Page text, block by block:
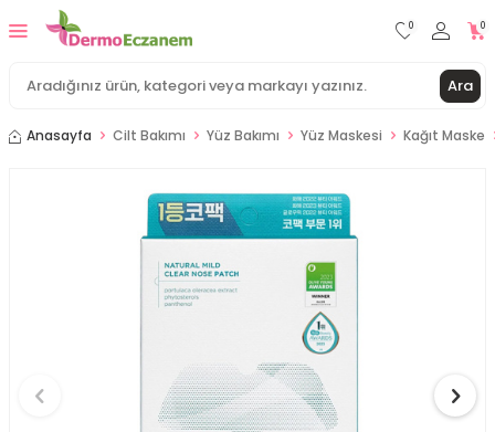
Ara
0 0
Anasayfa Cilt Bakımı Yüz Bakımı Yüz Maskesi Kağıt Maske